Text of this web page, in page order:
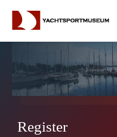
Register